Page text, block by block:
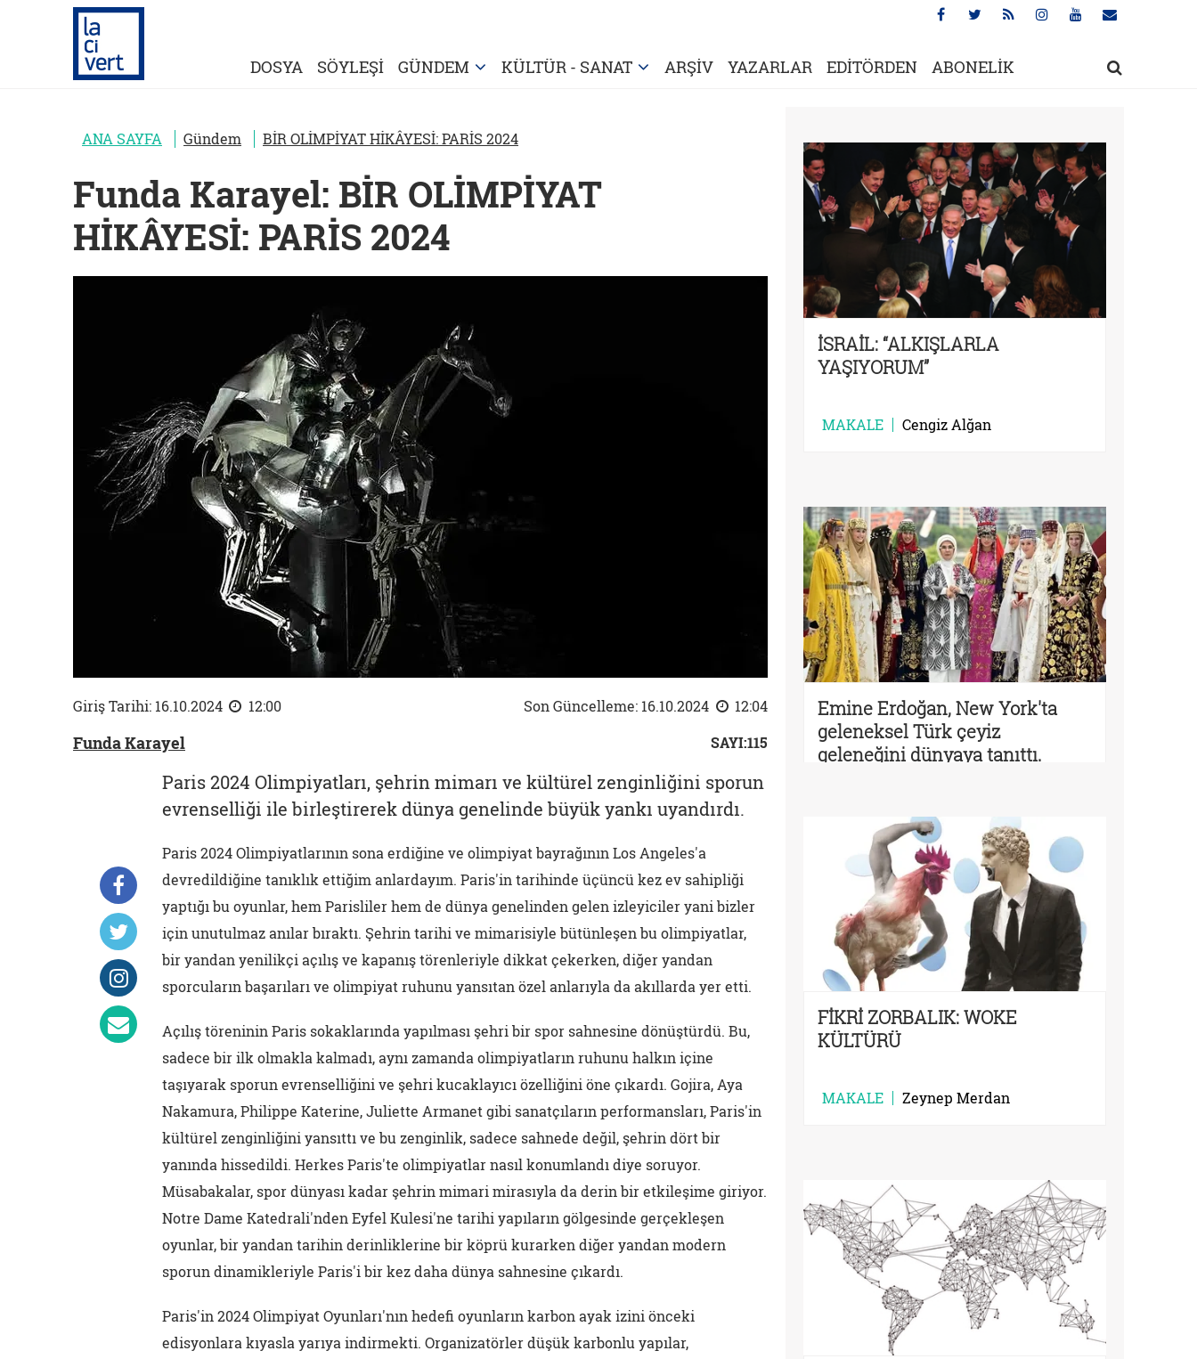
DOSYA SÖYLEŞİ GÜNDEM KÜLTÜR - SANAT ARŞİV YAZARLAR EDİTÖRDEN ABONELİK
ANA SAYFA Gündem BİR OLİMPİYAT HİKÂYESİ: PARİS 2024
Funda Karayel: BİR OLİMPİYAT
HİKÂYESİ: PARİS 2024
Giriş Tarihi: 16.10.2024 12:00 Son Güncelleme: 16.10.2024 12:04
Funda Karayel SAYI:115
Paris 2024 Olimpiyatları, şehrin mimarı ve kültürel zenginliğini sporun
evrenselliği ile birleştirerek dünya genelinde büyük yankı uyandırdı.
Paris 2024 Olimpiyatlarının sona erdiğine ve olimpiyat bayrağının Los Angeles'a
devredildiğine tanıklık ettiğim anlardayım. Paris'in tarihinde üçüncü kez ev sahipliği
yaptığı bu oyunlar, hem Parisliler hem de dünya genelinden gelen izleyiciler yani bizler
için unutulmaz anılar bıraktı. Şehrin tarihi ve mimarisiyle bütünleşen bu olimpiyatlar,
bir yandan yenilikçi açılış ve kapanış törenleriyle dikkat çekerken, diğer yandan
sporcuların başarıları ve olimpiyat ruhunu yansıtan özel anlarıyla da akıllarda yer etti.
Açılış töreninin Paris sokaklarında yapılması şehri bir spor sahnesine dönüştürdü. Bu,
sadece bir ilk olmakla kalmadı, aynı zamanda olimpiyatların ruhunu halkın içine
taşıyarak sporun evrenselliğini ve şehri kucaklayıcı özelliğini öne çıkardı. Gojira, Aya
Nakamura, Philippe Katerine, Juliette Armanet gibi sanatçıların performansları, Paris'in
kültürel zenginliğini yansıttı ve bu zenginlik, sadece sahnede değil, şehrin dört bir
yanında hissedildi. Herkes Paris'te olimpiyatlar nasıl konumlandı diye soruyor.
Müsabakalar, spor dünyası kadar şehrin mimari mirasıyla da derin bir etkileşime giriyor.
Notre Dame Katedrali'nden Eyfel Kulesi'ne tarihi yapıların gölgesinde gerçekleşen
oyunlar, bir yandan tarihin derinliklerine bir köprü kurarken diğer yandan modern
sporun dinamikleriyle Paris'i bir kez daha dünya sahnesine çıkardı.
Paris'in 2024 Olimpiyat Oyunları'nın hedefi oyunların karbon ayak izini önceki
edisyonlara kıyasla yarıya indirmekti. Organizatörler düşük karbonlu yapılar,
İSRAİL: “ALKIŞLARLA
YAŞIYORUM”
MAKALE Cengiz Alğan
Emine Erdoğan, New York'ta
geleneksel Türk çeyiz
geleneğini dünyaya tanıttı.
FİKRİ ZORBALIK: WOKE
KÜLTÜRÜ
MAKALE Zeynep Merdan